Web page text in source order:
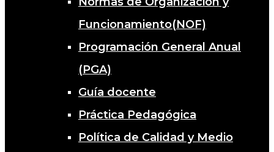
Funcionamiento(NOF)
Programación General Anual
(PGA)
Guía docente
Práctica Pedagógica
Política de Calidad y Medio